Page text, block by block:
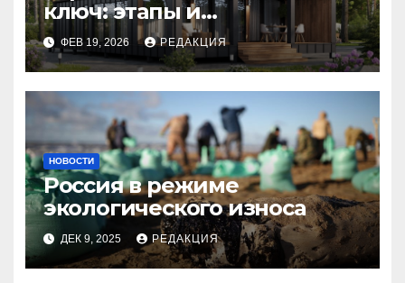
ключ: этапы и
планирование бюджета
ФЕВ 19, 2026 РЕДАКЦИЯ
НОВОСТИ
Россия в режиме
экологического износа
ДЕК 9, 2025 РЕДАКЦИЯ